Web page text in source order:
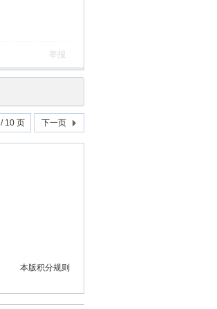
举报
/ 10 页 下一页
本版积分规则